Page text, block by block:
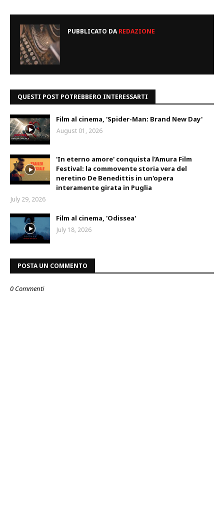
PUBBLICATO DAREDAZIONE
QUESTI POST POTREBBERO INTERESSARTI
Film al cinema, 'Spider-Man: Brand New Day'
August 01, 2026
'In eterno amore' conquista l'Amura Film
Festival: la commovente storia vera del
neretino De Benedittis in un'opera
interamente girata in Puglia
July 29, 2026
Film al cinema, 'Odissea'
July 18, 2026
POSTA UN COMMENTO
0 Commenti